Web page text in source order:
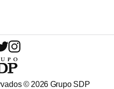
© 2026 Grupo SDP